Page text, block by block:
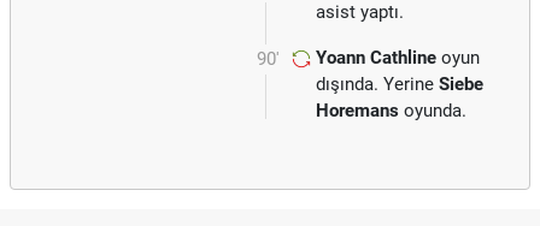
asist yaptı.
90' Yoann Cathline oyun
dışında. Yerine Siebe
Horemans oyunda.